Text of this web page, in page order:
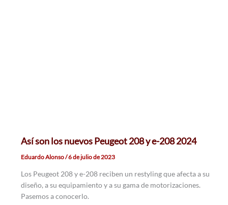
Así son los nuevos Peugeot 208 y e-208 2024
Eduardo Alonso/6 de julio de 2023
Los Peugeot 208 y e-208 reciben un restyling que afecta a su
diseño, a su equipamiento y a su gama de motorizaciones.
Pasemos a conocerlo.